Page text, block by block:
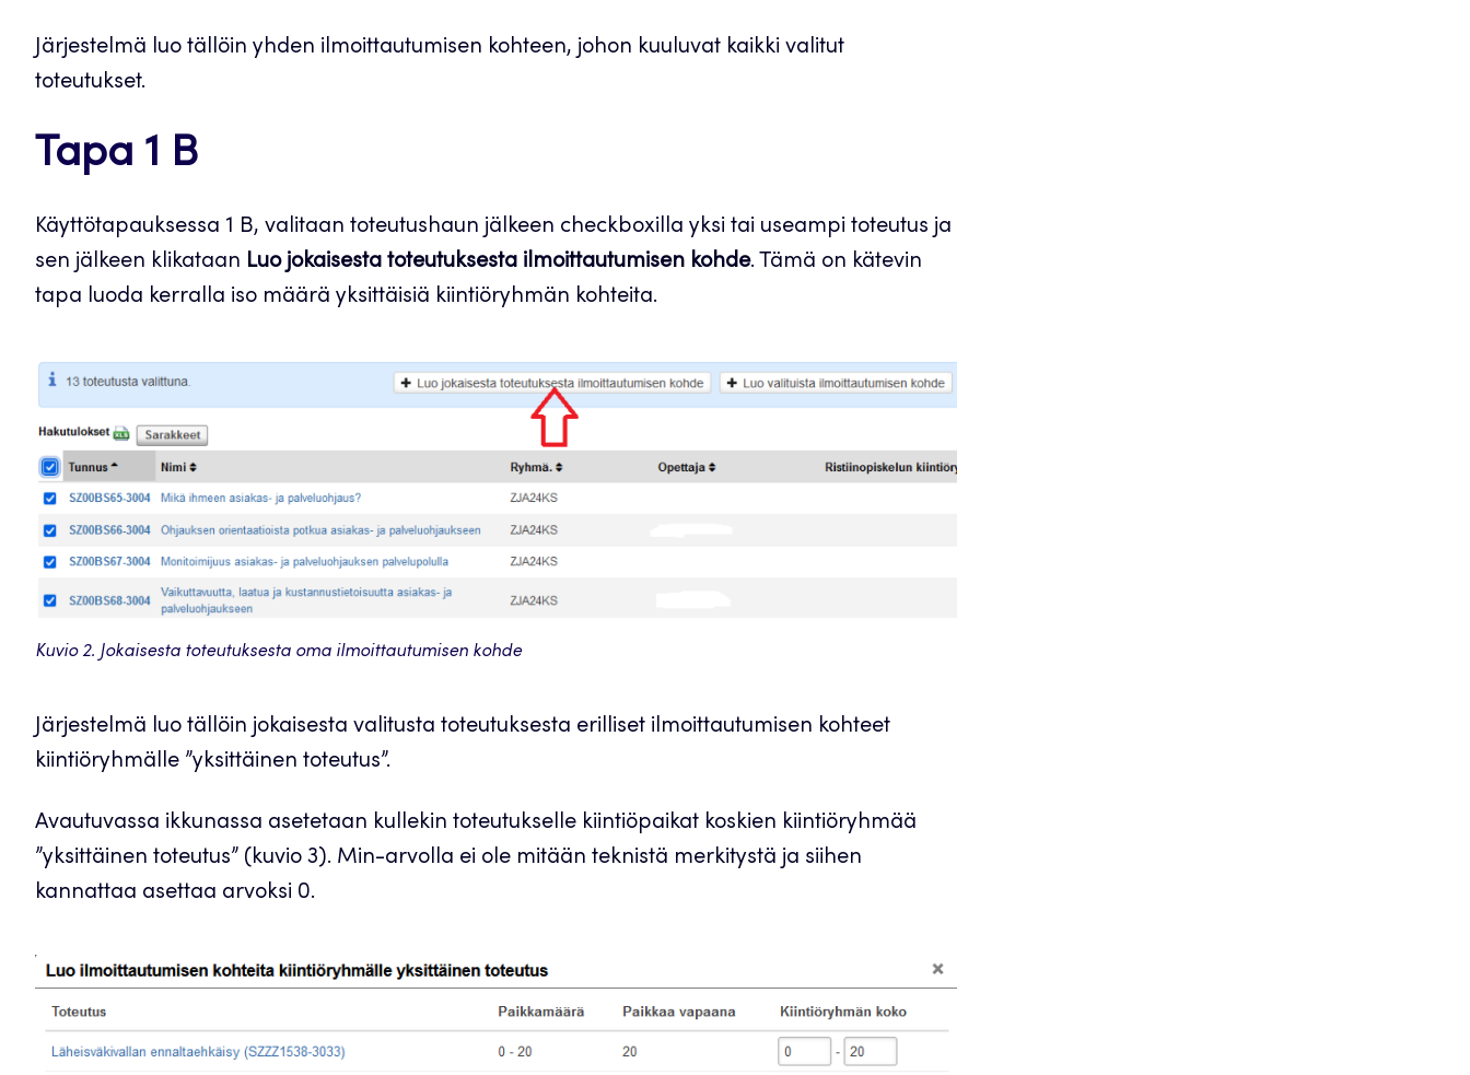
Järjestelmä luo tällöin yhden ilmoittautumisen kohteen, johon kuuluvat kaikki valitut
toteutukset.
Tapa 1 B
Käyttötapauksessa 1 B, valitaan toteutushaun jälkeen checkboxilla yksi tai useampi toteutus ja
sen jälkeen klikataan Luo jokaisesta toteutuksesta ilmoittautumisen kohde. Tämä on kätevin
tapa luoda kerralla iso määrä yksittäisiä kiintiöryhmän kohteita.
Kuvio 2. Jokaisesta toteutuksesta oma ilmoittautumisen kohde
Järjestelmä luo tällöin jokaisesta valitusta toteutuksesta erilliset ilmoittautumisen kohteet
kiintiöryhmälle ”yksittäinen toteutus”.
Avautuvassa ikkunassa asetetaan kullekin toteutukselle kiintiöpaikat koskien kiintiöryhmää
”yksittäinen toteutus” (kuvio 3). Min-arvolla ei ole mitään teknistä merkitystä ja siihen
kannattaa asettaa arvoksi 0.